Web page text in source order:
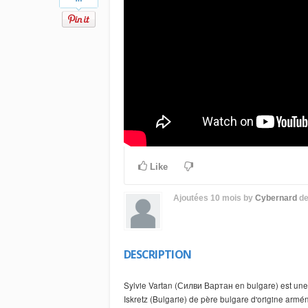
Like
Ajoutées 10 mois by Cybernard de
DESCRIPTION
Sylvie Vartan (Силви Вартан en bulgare) est
Iskretz (Bulgarie) de père bulgare d'origine